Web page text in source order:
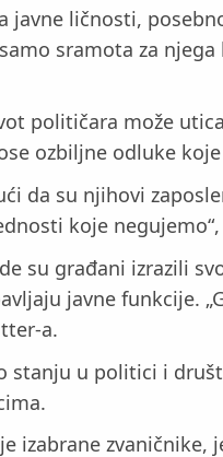
ličnosti,
sramota za
političara može
ozbiljne odluke
da su njihovi
koje
su građani izrazili
javne funkcije.
a.
u politici i
izabrane